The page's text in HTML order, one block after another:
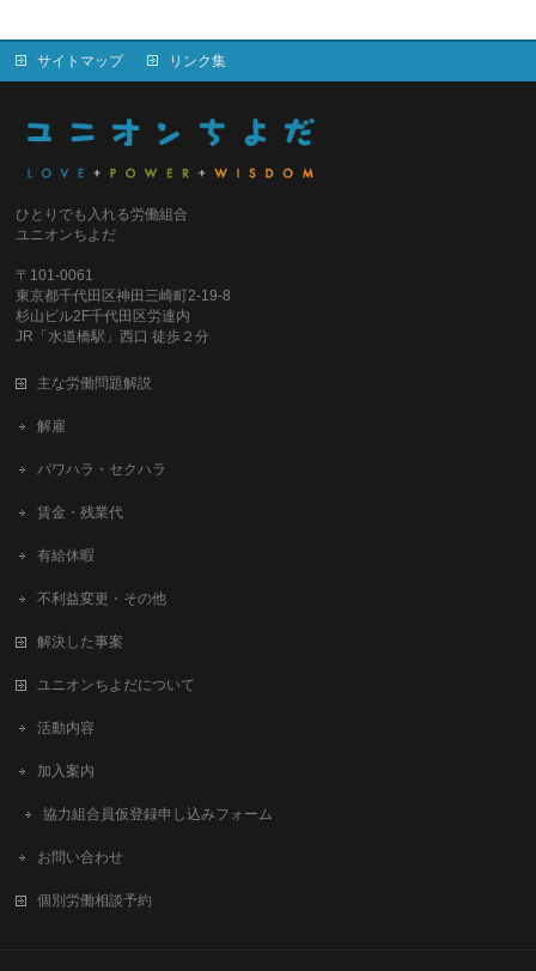
サイトマップ リンク集
ひとりでも入れる労働組合
ユニオンちよだ
〒101-0061
東京都千代田区神田三崎町2-19-8
杉山ビル2F千代田区労連内
JR「水道橋駅」西口 徒歩２分
主な労働問題解説
解雇
パワハラ・セクハラ
賃金・残業代
有給休暇
不利益変更・その他
解決した事案
ユニオンちよだについて
活動内容
加入案内
協力組合員仮登録申し込みフォーム
お問い合わせ
個別労働相談予約